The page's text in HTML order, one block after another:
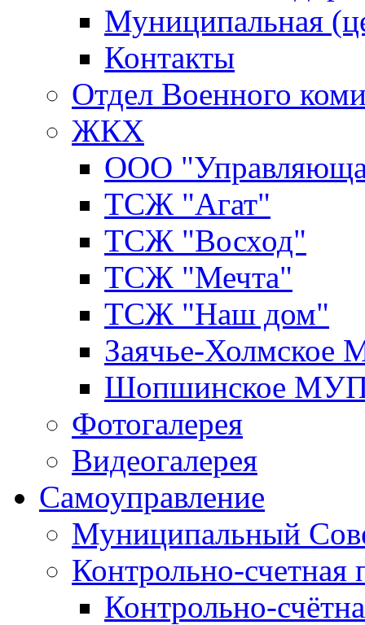
Муниципальная
Контакты
Отдел Военного
ЖКХ
ООО
ТСЖ "Агат"
ТСЖ "Восход"
ТСЖ "Мечта"
ТСЖ "Наш дом"
Заячье-
Шопшинское
Фотогалерея
Видеогалерея
Самоуправление
Муниципальный
Контрольно-счетная
Контрольно-